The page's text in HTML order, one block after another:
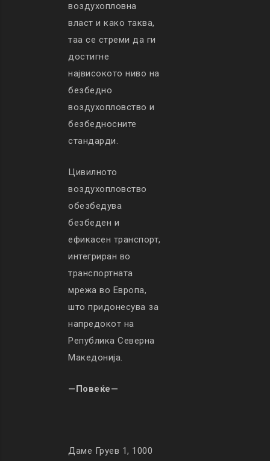
воздухопловна
власт и како таква,
таа се стреми да ги
достигне
највисокото ниво на
безбедно
воздухопловство и
безбедносните
стандарди.
Цивилното
воздухопловство
обезбедува
безбеден и
ефикасен транспорт,
интегриран во
транспортната
мрежа во Европа,
што придонесува за
напредокот на
Република Северна
Македонија.
—Повеќе—
Даме Груев 1, 1000